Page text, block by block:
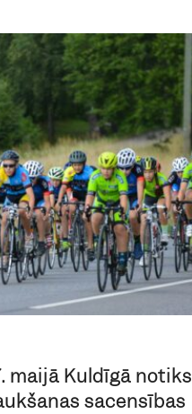
maijā Kuldīgā notiks
sacensības